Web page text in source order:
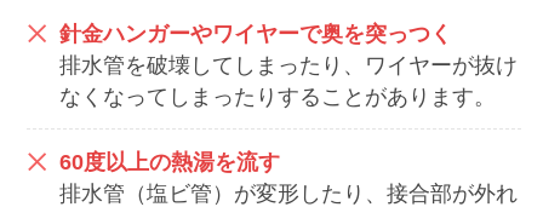
針金ハンガーやワイヤーで奥を突っつく
排水管を破壊してしまったり、ワイヤーが抜け
なくなってしまったりすることがあります。
60度以上の熱湯を流す
排水管（塩ビ管）が変形したり、接合部が外れ